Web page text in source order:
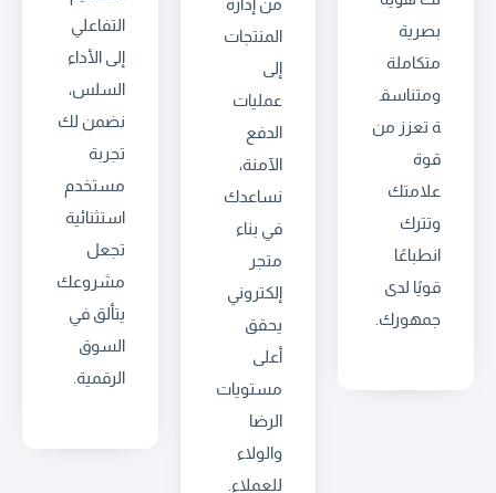
بصرية
متكاملة
ومتناسق
ة تعزز من
قوة
علامتك
وتترك
انطباعًا
قويًا لدى
جمهورك.
من إدارة
المنتجات
إلى
عمليات
الدفع
الآمنة،
نساعدك
في بناء
متجر
إلكتروني
يحقق
أعلى
مستويات
الرضا
والولاء
للعملاء.
التفاعلي
إلى الأداء
السلس،
نضمن لك
تجربة
مستخدم
استثنائية
تجعل
مشروعك
يتألق في
السوق
الرقمية.